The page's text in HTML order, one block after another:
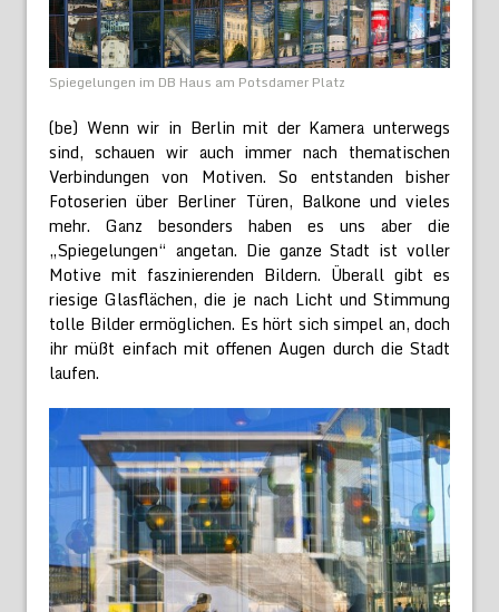
Spiegelungen im DB Haus am Potsdamer Platz
(be) Wenn wir in Berlin mit der Kamera unterwegs
sind, schauen wir auch immer nach thematischen
Verbindungen von Motiven. So entstanden bisher
Fotoserien über Berliner Türen, Balkone und vieles
mehr. Ganz besonders haben es uns aber die
„Spiegelungen“ angetan. Die ganze Stadt ist voller
Motive mit faszinierenden Bildern. Überall gibt es
riesige Glasflächen, die je nach Licht und Stimmung
tolle Bilder ermöglichen. Es hört sich simpel an, doch
ihr müßt einfach mit offenen Augen durch die Stadt
laufen.